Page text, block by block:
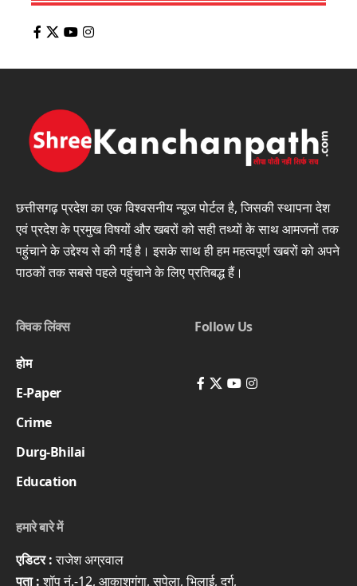
छत्तीसगढ़ प्रदेश का एक विश्वसनीय न्यूज पोर्टल है, जिसकी स्थापना देश
एवं प्रदेश के प्रमुख विषयों और खबरों को सही तथ्यों के साथ आमजनों तक
पहुंचाने के उद्देश्य से की गई है। इसके साथ ही हम महत्वपूर्ण खबरों को अपने
पाठकों तक सबसे पहले पहुंचाने के लिए प्रतिबद्ध हैं।
क्विक लिंक्स
होम
E-Paper
Crime
Durg-Bhilai
Education
Follow Us
हमारे बारे में
एडिटर :राजेश अग्रवाल
पता :शॉप नं.-12, आकाशगंगा, सुपेला, भिलाई, दुर्ग,